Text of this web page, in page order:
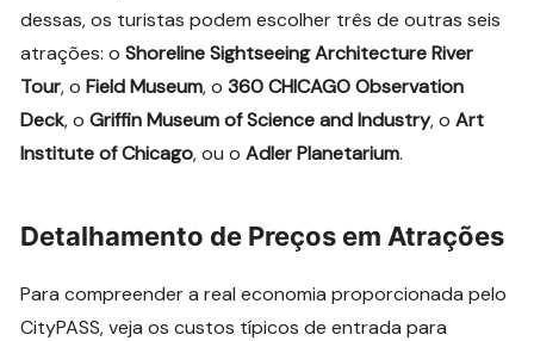
dessas, os turistas podem escolher três de outras seis
atrações: oShoreline Sightseeing Architecture River
Tour, oField Museum, o360 CHICAGO Observation
Deck, oGriffin Museum of Science and Industry, oArt
Institute of Chicago, ou oAdler Planetarium.
Detalhamento de Preços em Atrações
Para compreender a real economia proporcionada pelo
CityPASS, veja os custos típicos de entrada para